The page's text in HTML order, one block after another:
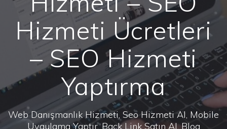
Hizmeti Ücretleri
– SEO Hizmeti
Yaptırma
Web Danışmanlık Hizmeti, Seo Hizmeti Al, Mobile
Uygulama Yaptır, Back Link Satın Al, Blog